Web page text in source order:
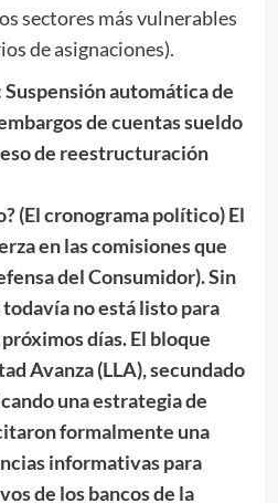
sectores más vulnerables
de asignaciones).
Suspensión automática de
de cuentas sueldo
de reestructuración
(El cronograma político) El
en las comisiones que
del Consumidor). Sin
no está listo para
días. El bloque
Avanza (LLA), secundado
una estrategia de
formalmente una
informativas para
de los bancos de la